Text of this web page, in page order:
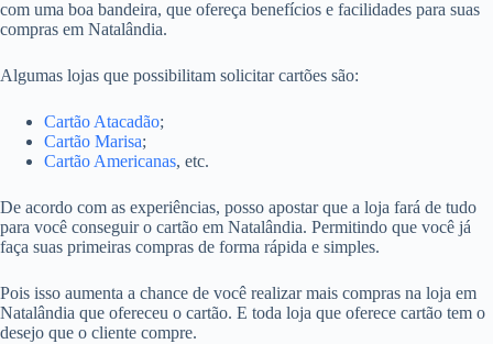
com uma boa bandeira, que ofereça benefícios e facilidades para suas
compras em Natalândia.
Algumas lojas que possibilitam solicitar cartões são:
Cartão Atacadão;
Cartão Marisa;
Cartão Americanas, etc.
De acordo com as experiências, posso apostar que a loja fará de tudo
para você conseguir o cartão em Natalândia. Permitindo que você já
faça suas primeiras compras de forma rápida e simples.
Pois isso aumenta a chance de você realizar mais compras na loja em
Natalândia que ofereceu o cartão. E toda loja que oferece cartão tem o
desejo que o cliente compre.